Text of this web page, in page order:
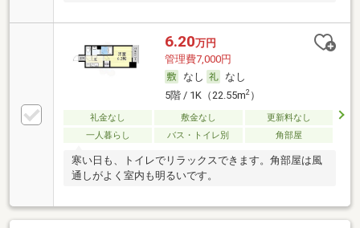
6.20万円
管理費7,000円
なし
なし
5階 / 1K（22.55m2）
礼金なし 敷金なし
更新料なし
一人暮らし
バス・トイレ別 角部屋
寒い日も、トイレでリラックスできます。角部屋は風
通しがよく室内も明るいです。